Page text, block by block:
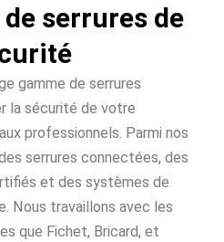
serrures de
gamme de serrures
la sécurité de votre
professionnels. Parmi nos
serrures connectées, des
et des systèmes de
Nous travaillons avec les
que Fichet, Bricard, et